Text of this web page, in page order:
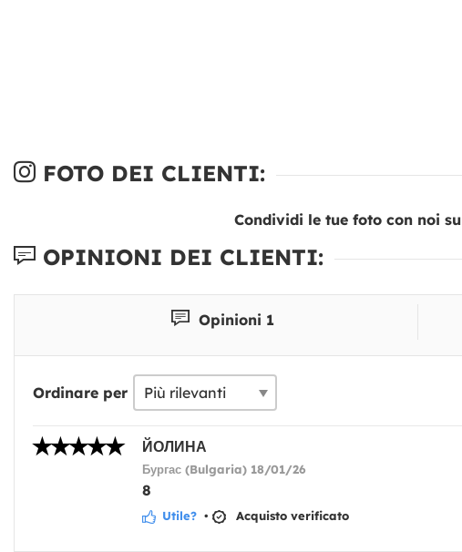
FOTO DEI CLIENTI:
Condividi le tue foto con noi su
OPINIONI DEI CLIENTI:
Opinioni 1
Ordinare per
ЙОЛИНА
Бургас (Bulgaria) 18/01/26
8
Utile? • Acquisto verificato